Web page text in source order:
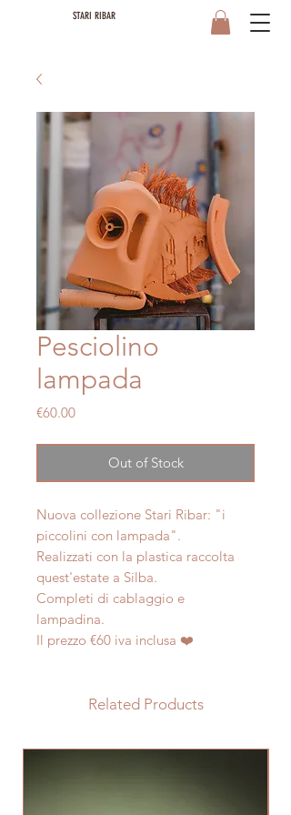
STARI RIBAR
Pesciolino
lampada
€60.00Price
Out of Stock
Nuova collezione Stari Ribar: "i
piccolini con lampada".
Realizzati con la plastica raccolta
quest'estate a Silba.
Completi di cablaggio e
lampadina.
Il prezzo €60 iva inclusa ❤️
Related Products